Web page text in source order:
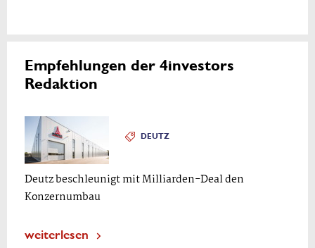
Empfehlungen der 4investors
Redaktion
DEUTZ
Deutz beschleunigt mit Milliarden-Deal den
Konzernumbau
weiterlesen